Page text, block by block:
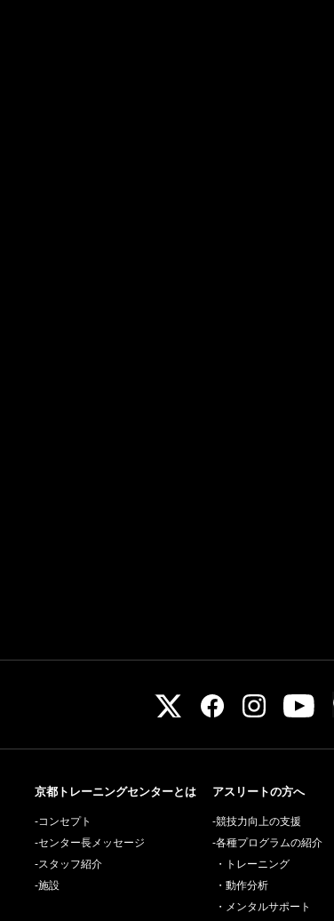
京都トレーニングセンターとは
-コンセプト
-センター長メッセージ
-スタッフ紹介
-施設
アスリートの方へ
-競技力向上の支援
-各種プログラムの紹介
・トレーニング
・動作分析
・メンタルサポート